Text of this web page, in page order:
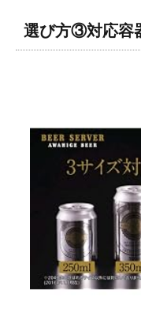
選び方③対応容